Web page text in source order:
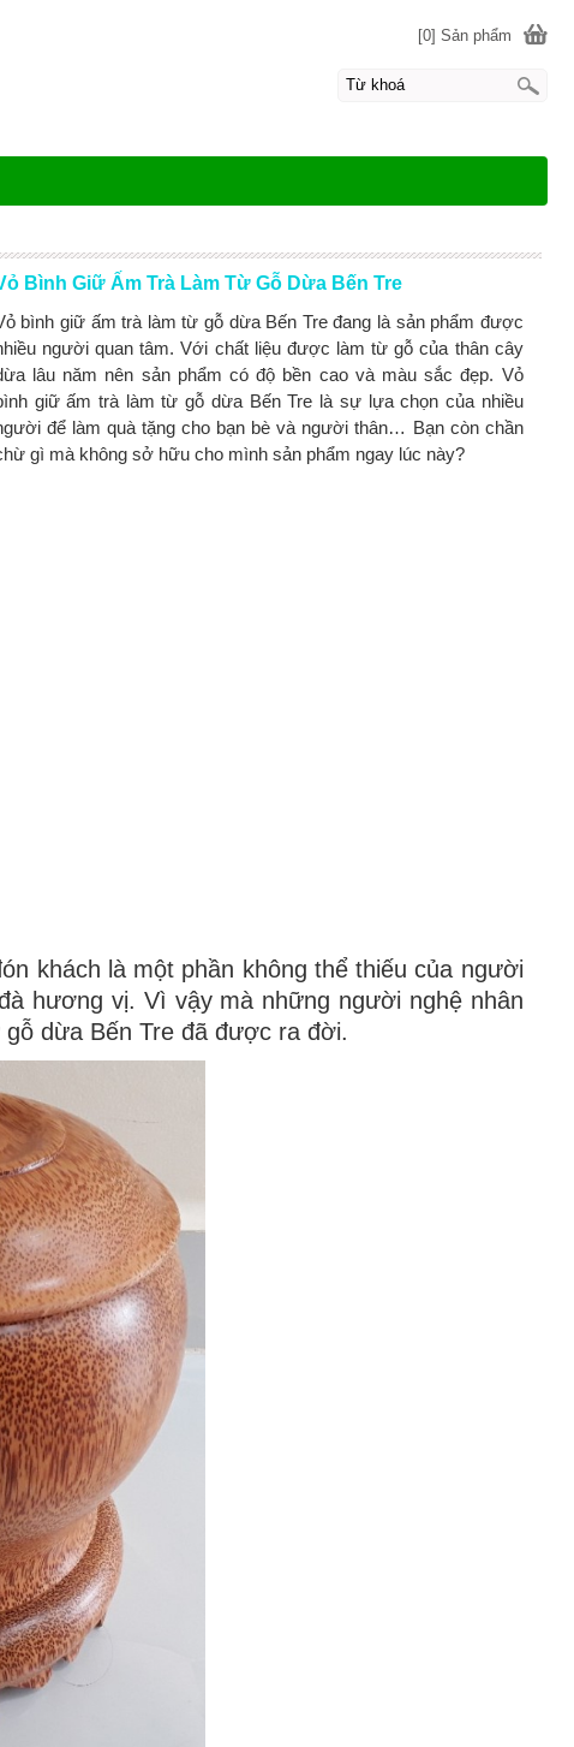
Bình Giữ Ấm Trà Làm Từ Gỗ Dừa Bến Tre
bình giữ ấm trà làm từ gỗ dừa Bến Tre đang là sản phẩm được
người quan tâm. Với chất liệu được làm từ gỗ của thân cây
lâu năm nên sản phẩm có độ bền cao và màu sắc đẹp. Vỏ
giữ ấm trà làm từ gỗ dừa Bến Tre là sự lựa chọn của nhiều
để làm quà tặng cho bạn bè và người thân… Bạn còn chần
gì mà không sở hữu cho mình sản phẩm ngay lúc này?
khách là một phần không thể thiếu của người
hương vị. Vì vậy mà những người nghệ nhân
dừa Bến Tre đã được ra đời.
[0] Sản phẩm